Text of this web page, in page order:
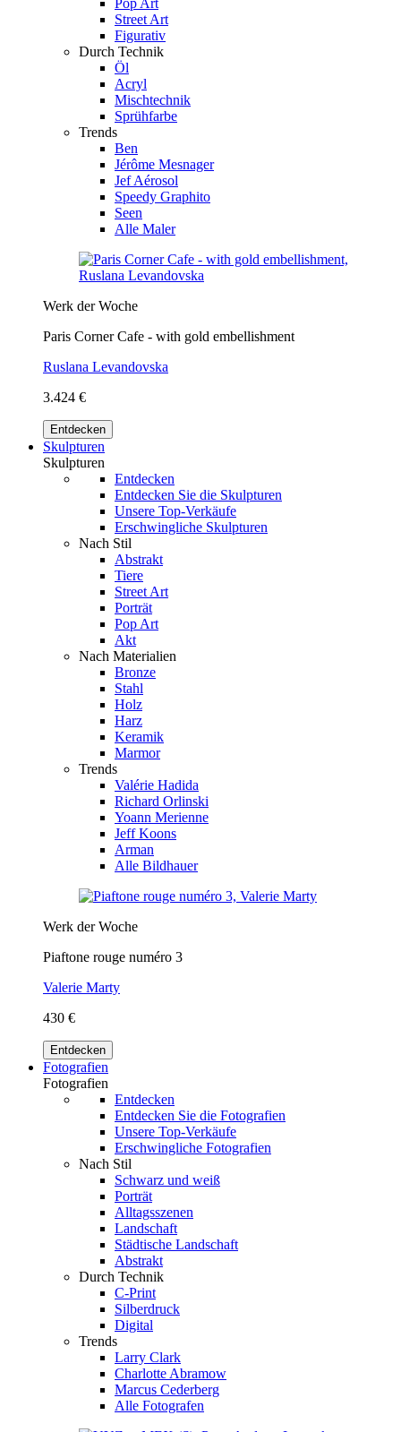
Street Art
Figurativ
Durch Technik
Öl
Acryl
Mischtechnik
Sprühfarbe
Trends
Ben
Jérôme Mesnager
Jef Aérosol
Speedy Graphito
Seen
Alle Maler
Werk der Woche
Paris Corner Cafe - with gold embellishment
Ruslana Levandovska
3.424 €
Entdecken
Skulpturen
Skulpturen
Entdecken
Entdecken Sie die Skulpturen
Unsere Top-Verkäufe
Erschwingliche Skulpturen
Nach Stil
Abstrakt
Tiere
Street Art
Porträt
Pop Art
Akt
Nach Materialien
Bronze
Stahl
Holz
Harz
Keramik
Marmor
Trends
Valérie Hadida
Richard Orlinski
Yoann Merienne
Jeff Koons
Arman
Alle Bildhauer
Werk der Woche
Piaftone rouge numéro 3
Valerie Marty
430 €
Entdecken
Fotografien
Fotografien
Entdecken
Entdecken Sie die Fotografien
Unsere Top-Verkäufe
Erschwingliche Fotografien
Nach Stil
Schwarz und weiß
Porträt
Alltagsszenen
Landschaft
Städtische Landschaft
Abstrakt
Durch Technik
C-Print
Silberdruck
Digital
Trends
Larry Clark
Charlotte Abramow
Marcus Cederberg
Alle Fotografen